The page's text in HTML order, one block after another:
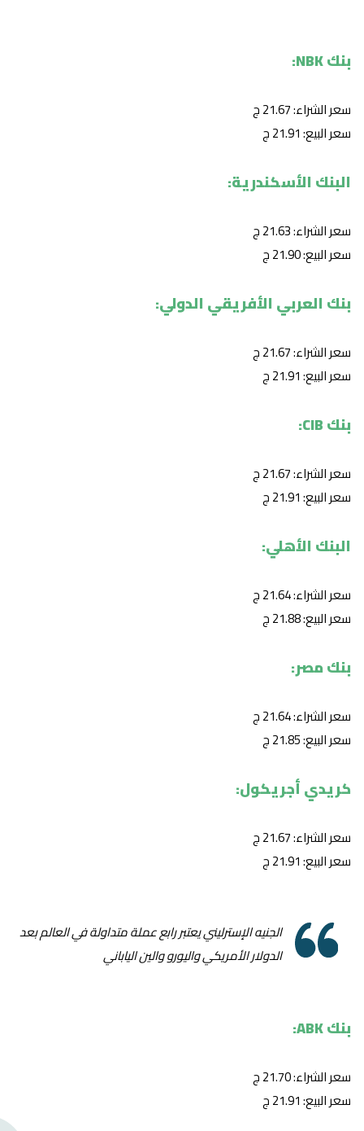
بنك NBK:
سعر الشراء: 21.67 ج
سعر البيع: 21.91 ج
البنك الأسكندرية:
سعر الشراء: 21.63 ج
سعر البيع: 21.90 ج
بنك العربي الأفريقي الدولي:
سعر الشراء: 21.67 ج
سعر البيع: 21.91 ج
بنك CIB:
سعر الشراء: 21.67 ج
سعر البيع: 21.91 ج
البنك الأهلي:
سعر الشراء: 21.64 ج
سعر البيع: 21.88 ج
بنك مصر:
سعر الشراء: 21.64 ج
سعر البيع: 21.85 ج
كريدي أجريكول:
سعر الشراء: 21.67 ج
سعر البيع: 21.91 ج
الجنيه الإسترليني يعتبر رابع عملة متداولة في العالم بعد
الدولار الأمريكي واليورو والين الياباني
بنك ABK:
سعر الشراء: 21.70 ج
سعر البيع: 21.91 ج